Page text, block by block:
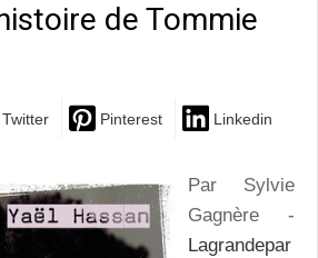
de Tommie
Twitter Pinterest Linkedin
Par Sylvie
Gagnère -
Lagrandepar